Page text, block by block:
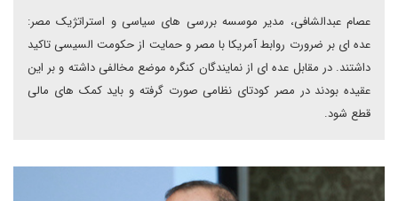
عصام عبدالشافی، مدیر موسسه بررسی های سیاسی و استراتژیک مصر:
عده ای بر ضرورت روابط آمریکا با مصر و حمایت از حکومت السیسی تاکید
داشتند. در مقابل عده ای از نمایندگان کنگره موضع مخالفی داشته و بر این
عقیده بودند در مصر کودتای نظامی صورت گرفته و باید کمک های مالی
قطع شود.